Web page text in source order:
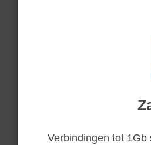
Verbindingen tot